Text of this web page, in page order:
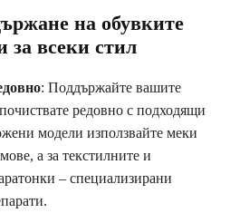
на обувките
за всеки стил
: Поддържайте вашите
редовно с подходящи
модели използвайте меки
а за текстилните и
– специализирани